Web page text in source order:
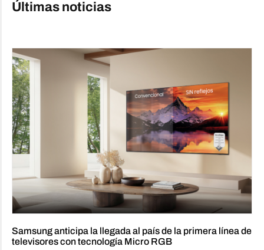
Últimas noticias
Samsung anticipa la llegada al país de la primera línea de
televisores con tecnología Micro RGB